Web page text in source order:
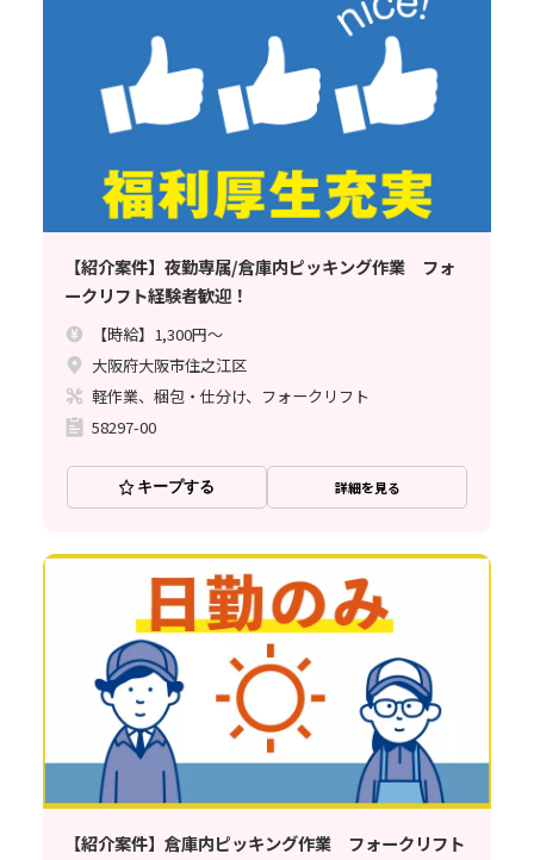
【紹介案件】夜勤専属/倉庫内ピッキング作業 フォ
ークリフト経験者歓迎！
【時給】1,300円～
大阪府大阪市住之江区
軽作業、梱包・仕分け、フォークリフト
58297-00
キープする 詳細を見る
【紹介案件】倉庫内ピッキング作業 フォークリフト